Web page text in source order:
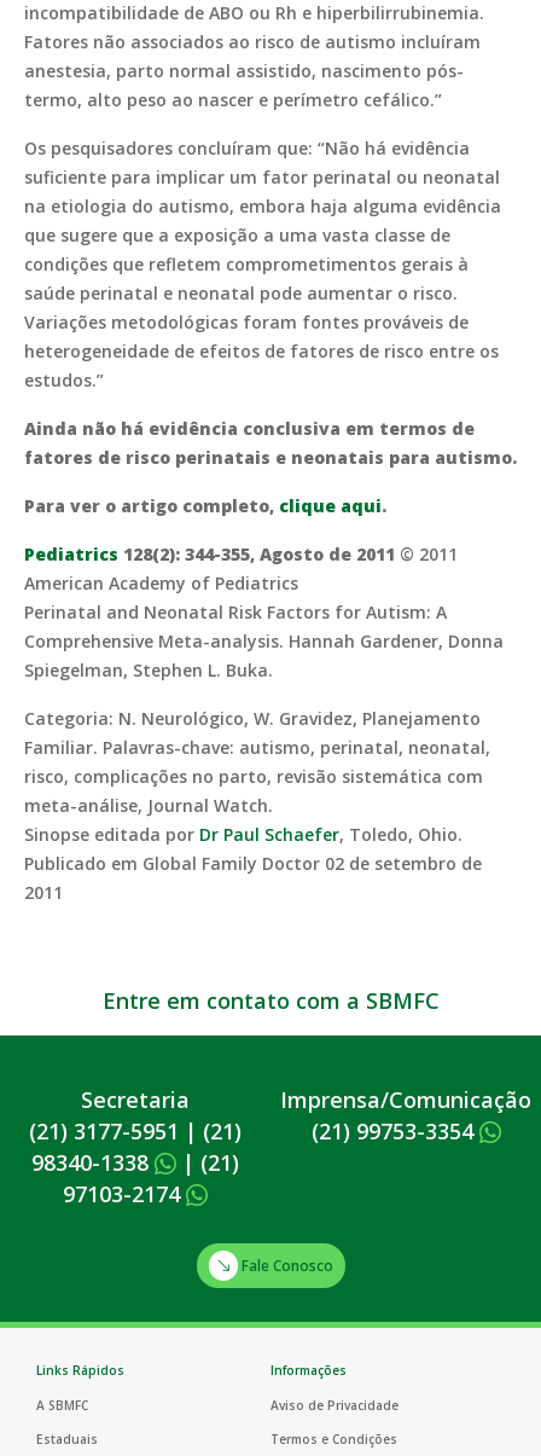
incompatibilidade de ABO ou Rh e hiperbilirrubinemia.
Fatores não associados ao risco de autismo incluíram
anestesia, parto normal assistido, nascimento pós-
termo, alto peso ao nascer e perímetro cefálico.”
Os pesquisadores concluíram que: “Não há evidência
suficiente para implicar um fator perinatal ou neonatal
na etiologia do autismo, embora haja alguma evidência
que sugere que a exposição a uma vasta classe de
condições que refletem comprometimentos gerais à
saúde perinatal e neonatal pode aumentar o risco.
Variações metodológicas foram fontes prováveis de
heterogeneidade de efeitos de fatores de risco entre os
estudos.”
Ainda não há evidência conclusiva em termos de
fatores de risco perinatais e neonatais para autismo.
Para ver o artigo completo, clique aqui.
Pediatrics 128(2): 344-355, Agosto de 2011 © 2011
American Academy of Pediatrics
Perinatal and Neonatal Risk Factors for Autism: A
Comprehensive Meta-analysis. Hannah Gardener, Donna
Spiegelman, Stephen L. Buka.
Categoria: N. Neurológico, W. Gravidez, Planejamento
Familiar. Palavras-chave: autismo, perinatal, neonatal,
risco, complicações no parto, revisão sistemática com
meta-análise, Journal Watch.
Sinopse editada por Dr Paul Schaefer, Toledo, Ohio.
Publicado em Global Family Doctor 02 de setembro de
2011
Entre em contato com a SBMFC
Secretaria
(21) 3177-5951 | (21)
98340-1338
| (21)
97103-2174
Imprensa/Comunicação
(21) 99753-3354
Fale Conosco
Links Rápidos
A SBMFC
Estaduais
Informações
Aviso de Privacidade
Termos e Condições